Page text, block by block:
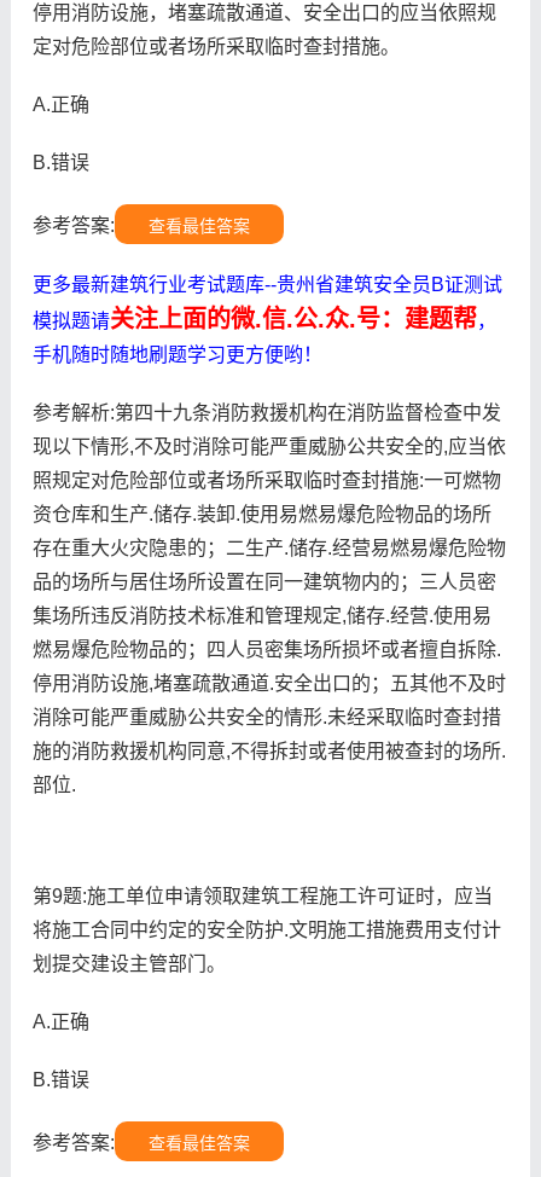
停用消防设施，堵塞疏散通道、安全出口的应当依照规
定对危险部位或者场所采取临时查封措施。
A.正确
B.错误
参考答案: 查看最佳答案
更多最新建筑行业考试题库--贵州省建筑安全员B证测试
模拟题请关注上面的微.信.公.众.号：建题帮，
手机随时随地刷题学习更方便哟！
参考解析:第四十九条消防救援机构在消防监督检查中发
现以下情形,不及时消除可能严重威胁公共安全的,应当依
照规定对危险部位或者场所采取临时查封措施:一可燃物
资仓库和生产.储存.装卸.使用易燃易爆危险物品的场所
存在重大火灾隐患的；二生产.储存.经营易燃易爆危险物
品的场所与居住场所设置在同一建筑物内的；三人员密
集场所违反消防技术标准和管理规定,储存.经营.使用易
燃易爆危险物品的；四人员密集场所损坏或者擅自拆除.
停用消防设施,堵塞疏散通道.安全出口的；五其他不及时
消除可能严重威胁公共安全的情形.未经采取临时查封措
施的消防救援机构同意,不得拆封或者使用被查封的场所.
部位.
第9题:施工单位申请领取建筑工程施工许可证时，应当
将施工合同中约定的安全防护.文明施工措施费用支付计
划提交建设主管部门。
A.正确
B.错误
参考答案: 查看最佳答案